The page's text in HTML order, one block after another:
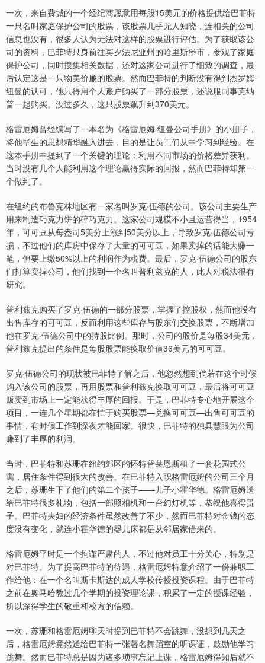
一次，来自费城的一个经纪商愿意用每股15美元的价格提供给巴菲特
一只名叫家庭保护公司的股票，该股票几乎无人知晓，连相关的公司
信息也没有，很多人认为无法对这样的股票进行评估。为了获取该公
司的资料，巴菲特只身前往宾夕法尼亚州的哈里斯堡市，参观了家庭
保护公司，同时搜集相关数据，还对这家公司进行了细致的调查，最
后认定这是一只物美价廉的股票。然而巴菲特的判断没有得到杰罗姆·
纽曼的认可，他只得用个人账户购买了一部分股票，还说服同事克纳
普一起购买。没过多久，这只股票飙升到370美元。
格雷厄姆曾经编写了一本名为《格雷厄姆·纽曼公司手册》的小册子，
将他毕生的思想精华融入进去，目的是让员工们从中学习到经验。在
这本手册中提到了一个关键的理论：利用不同市场的价格差异获利。
当时没有几个人能利用这个理论赢得实际的回报，然而巴菲特却第一
个做到了。
在纽约的布鲁克林地区有一家名叫罗克·伍德的公司。该公司主要生产
用来制造巧克力饼的碎巧克力。这家公司规模不小且运营得当，1954
年，可可豆从每盎司5美分上涨到50美分以上，导致罗克·伍德公司亏
损，不过他们的库房中保存了大量的可可豆，如果卖掉的话能大赚一
笔，但要上缴50%以上的利润作为税费。最后，罗克·伍德公司的股东
们打算卖掉公司，他们找到一个名叫普利兹克的人，此人对税法很有
研究。
普利兹克购买了罗克·伍德的一部分股票，掌握了控股权，然而他没有
出售库存的可可豆，反而利用这些库存与股东们交换股票，不断增加
他在罗克·伍德公司中的持股比例。那时，公司的股价是每股34美元，
普利兹克提出的条件是每股股票能换取价值36美元的可可豆。
罗克·伍德公司的现状被巴菲特了解之后，他忽然想到倘若在这个时候
购入该公司的股票，再用股票和普利兹克换取可可豆，最后将可可豆
贩卖到市场上一定能获得丰厚的回报。于是，巴菲特专心地开展这个
项目，一连几个星期都在忙于购买股票—兑换可可豆—出售可可豆的
事情，有时候工作到深夜才能回家。很快，巴菲特的独具慧眼为公司
赚到了丰厚的利润。
当时，巴菲特和苏珊在纽约郊区的怀特普莱恩斯租了一套花园式公
寓，居住条件得到很大的改善。在巴菲特入职格雷厄姆的公司三个月
之后，苏珊生下了他们的第二个孩子——儿子小霍华德。格雷厄姆送
给巴菲特很多礼物，包括一部照相机和一台幻灯机等，恭祝他喜得贵
子。巴菲特夫妇的经济条件虽然改善了不少，然而巴菲特对金钱的态
度没有变化，就连小霍华德的婴儿床都是从邻居家借来的。
格雷厄姆平时是一个拘谨严肃的人，不过他对员工十分关心，特别是
对巴菲特。为了提高巴菲特的待遇，格雷厄姆特意介绍了一份兼职工
作给他：在一个名叫斯卡斯达的成人学校传授投资课程。由于巴菲特
之前在奥马哈教过几个学期的投资理论课，积累了一定的授课经验，
所以深得学生的敬重和校方的信赖。
一次，苏珊和格雷厄姆聊天时提到巴菲特不会跳舞，没想到几天之
后，格雷厄姆竟然送给巴菲特一张著名舞蹈室的听课证，鼓励他学习
跳舞。然而巴菲特总是因为诸多琐事忘记上课，格雷厄姆得知后就不